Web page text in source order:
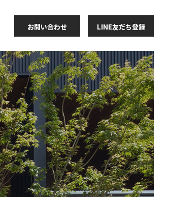
お問い合わせ LINE友だち登録